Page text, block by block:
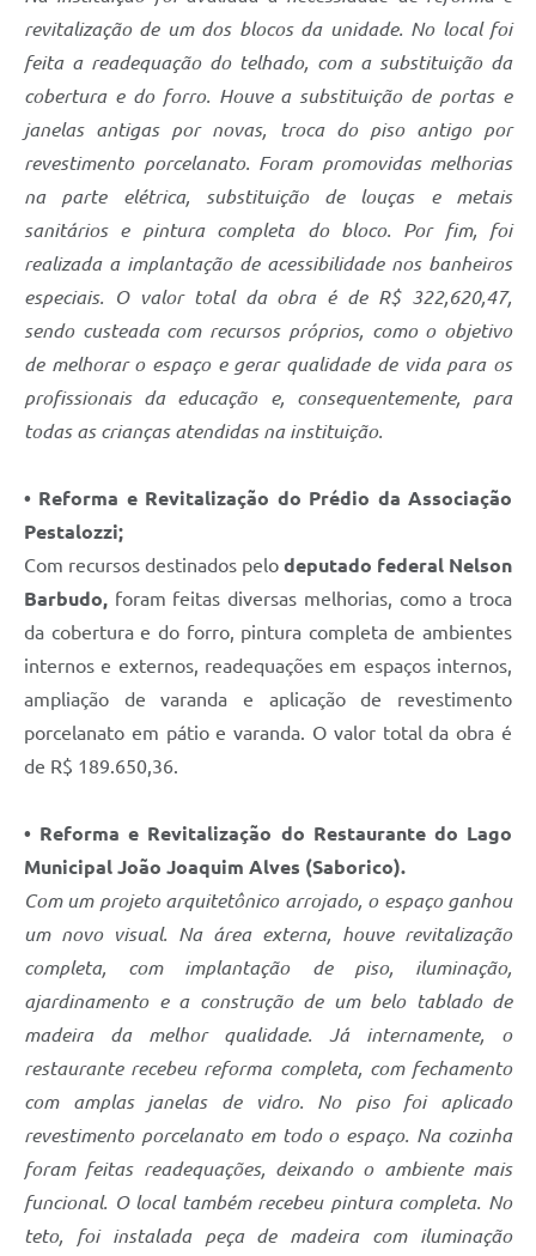
revitalização de um dos blocos da unidade. No local foi
feita a readequação do telhado, com a substituição da
cobertura e do forro. Houve a substituição de portas e
janelas antigas por novas, troca do piso antigo por
revestimento porcelanato. Foram promovidas melhorias
na parte elétrica, substituição de louças e metais
sanitários e pintura completa do bloco. Por fim, foi
realizada a implantação de acessibilidade nos banheiros
especiais. O valor total da obra é de R$ 322,620,47,
sendo custeada com recursos próprios, como o objetivo
de melhorar o espaço e gerar qualidade de vida para os
profissionais da educação e, consequentemente, para
todas as crianças atendidas na instituição.
• Reforma e Revitalização do Prédio da Associação
Pestalozzi;
Com recursos destinados pelo deputado federal Nelson
Barbudo,
foram feitas diversas melhorias, como a troca
da cobertura e do forro, pintura completa de ambientes
internos e externos, readequações em espaços internos,
ampliação de varanda e aplicação de revestimento
porcelanato em pátio e varanda. O valor total da obra é
de R$ 189.650,36.
• Reforma e Revitalização do Restaurante do Lago
Municipal João Joaquim Alves (Saborico).
Com um projeto arquitetônico arrojado, o espaço ganhou
um novo visual. Na área externa, houve revitalização
completa, com implantação de piso, iluminação,
ajardinamento e a construção de um belo tablado de
madeira da melhor qualidade. Já internamente, o
restaurante recebeu reforma completa, com fechamento
com amplas janelas de vidro. No piso foi aplicado
revestimento porcelanato em todo o espaço. Na cozinha
foram feitas readequações, deixando o ambiente mais
funcional. O local também recebeu pintura completa. No
teto, foi instalada peça de madeira com iluminação